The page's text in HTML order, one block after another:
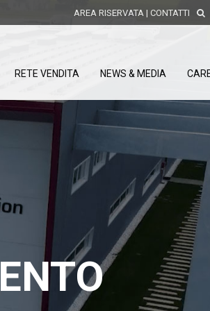
AREA RISERVATA | CONTATTI
PRODOTTO
CONDIZIONI GENERALI DI
DI GARANZIA
RETE VENDITA NEWS & MEDIA